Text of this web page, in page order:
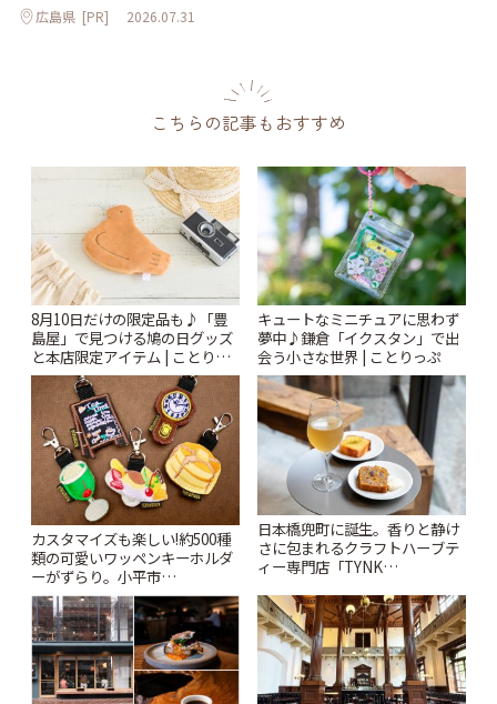
広島県 [PR] 2026.07.31
こちらの記事もおすすめ
8月10日だけの限定品も♪「豊
島屋」で見つける鳩の日グッズ
と本店限定アイテム | ことりっ
ぷ
キュートなミニチュアに思わず
夢中♪鎌倉「イクスタン」で出
会う小さな世界 | ことりっぷ
カスタマイズも楽しい!約500種
類の可愛いワッペンキーホルダ
ーがずらり。小平市
「Kimamaya T&K」 | ことりっ
ぷ
日本橋兜町に誕生。香りと静け
さに包まれるクラフトハーブテ
ィー専門店「TYNK